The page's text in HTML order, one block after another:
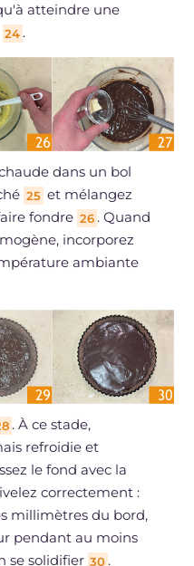
atteindre une
24 .
dans un bol
25 et mélangez
fondre 26 . Quand
incorporez
ambiante
. À ce stade,
refroidie et
le fond avec la
correctement :
millimètres du bord,
pendant au moins
se solidifier 30 .